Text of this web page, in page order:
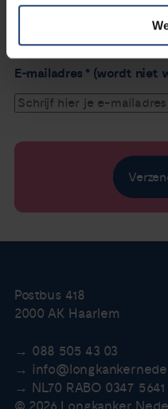
Naam * (wordt niet
E-mailadres * (wordt niet
Postbus 418
2000 AK Haarlem
088 505 43 03
NL70 RABO 0347 5641